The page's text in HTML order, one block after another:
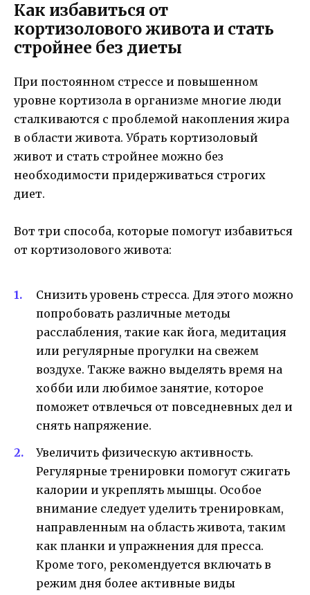
Как избавиться от
кортизолового живота и стать
стройнее без диеты
При постоянном стрессе и повышенном
уровне кортизола в организме многие люди
сталкиваются с проблемой накопления жира
в области живота. Убрать кортизоловый
живот и стать стройнее можно без
необходимости придерживаться строгих
диет.
Вот три способа, которые помогут избавиться
от кортизолового живота:
Снизить уровень стресса. Для этого можно
попробовать различные методы
расслабления, такие как йога, медитация
или регулярные прогулки на свежем
воздухе. Также важно выделять время на
хобби или любимое занятие, которое
поможет отвлечься от повседневных дел и
снять напряжение.
Увеличить физическую активность.
Регулярные тренировки помогут сжигать
калории и укреплять мышцы. Особое
внимание следует уделить тренировкам,
направленным на область живота, таким
как планки и упражнения для пресса.
Кроме того, рекомендуется включать в
режим дня более активные виды